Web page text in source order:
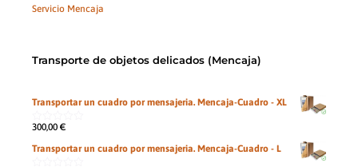
Servicio Mencaja
Transporte de objetos delicados (Mencaja)
Transportar un cuadro por mensajeria. Mencaja-Cuadro - XL
0
5
300,00 €
Transportar un cuadro por mensajeria. Mencaja-Cuadro - L